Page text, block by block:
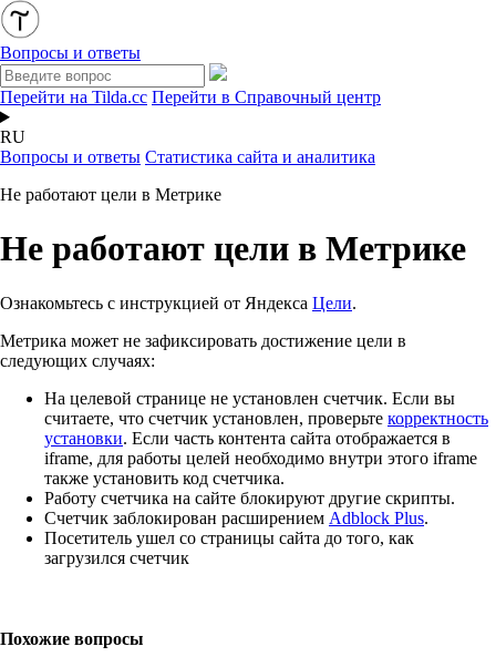
Вопросы и ответы
Перейти на Tilda.cc Перейти в Справочный центр
RU
Вопросы и ответы Статистика сайта и аналитика
Не работают цели в Метрике
Не работают цели в Метрике
Ознакомьтесь с инструкцией от Яндекса Цели.
Метрика может не зафиксировать достижение цели в
следующих случаях:
На целевой странице не установлен счетчик. Если вы
считаете, что счетчик установлен, проверьте корректность
установки. Если часть контента сайта отображается в
iframe, для работы целей необходимо внутри этого iframe
также установить код счетчика.
Работу счетчика на сайте блокируют другие скрипты.
Счетчик заблокирован расширением Adblock Plus.
Посетитель ушел со страницы сайта до того, как
загрузился счетчик
Похожие вопросы